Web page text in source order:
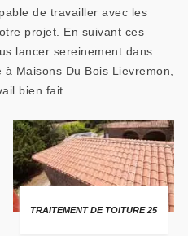
de travailler avec les
projet. En suivant ces
lancer sereinement dans
Maisons Du Bois Lievremon,
bien fait.
TRAITEMENT DE TOITURE 25